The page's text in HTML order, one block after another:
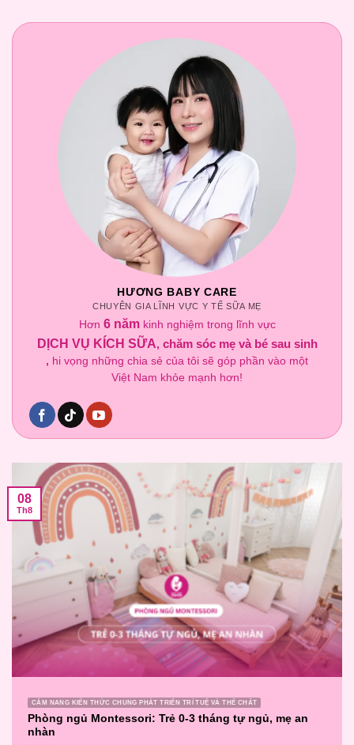
HƯƠNG BABY CARE
CHUYÊN GIA LĨNH VỰC Y TẾ SỮA MẸ
Hơn 6 nămkinh nghiệm trong lĩnh vực
DỊCH VỤ KÍCH SỮA, chăm sóc mẹ và bé sau sinh
, hi vọng những chia sẻ của tôi sẽ góp phần vào một
Việt Nam khỏe mạnh hơn!
CẨM NANG KIẾN THỨC CHUNG PHÁT TRIỂN TRÍ TUỆ VÀ THỂ CHẤT
Phòng ngủ Montessori: Trẻ 0-3 tháng tự ngủ, mẹ an
nhàn
08
Th8